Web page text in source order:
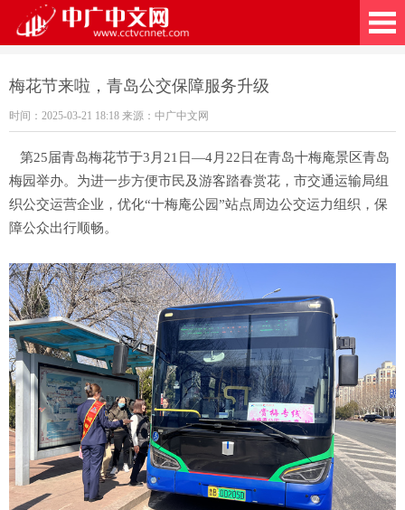
梅花节来啦，青岛公交保障服务升级
时间：2025-03-21 18:18 来源：中广中文网
第25届青岛梅花节于3月21日—4月22日在青岛十梅庵景区青岛
梅园举办。为进一步方便市民及游客踏春赏花，市交通运输局组
织公交运营企业，优化“十梅庵公园”站点周边公交运力组织，保
障公众出行顺畅。